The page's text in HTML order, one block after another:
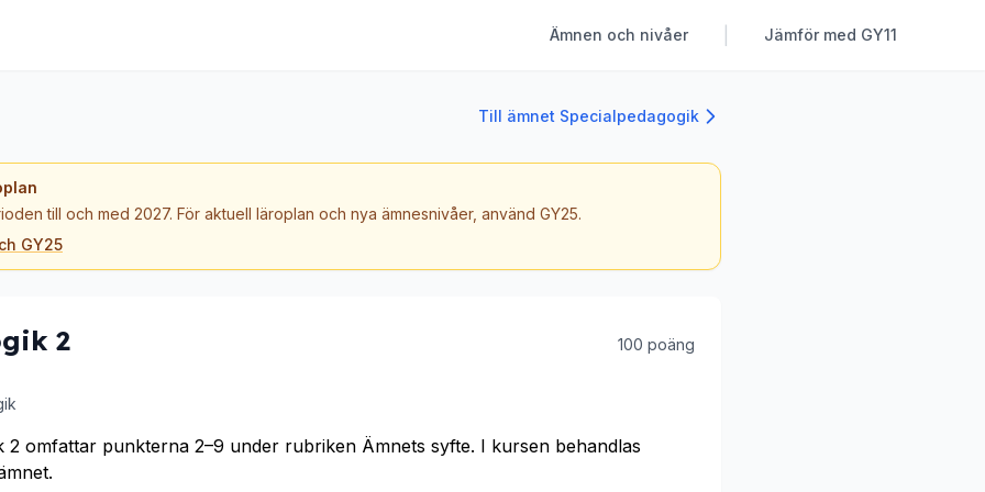
Ämnen och nivåer Jämför med GY11
Till ämnet Specialpedagogik
till och med 2027. För aktuell läroplan och nya ämnesnivåer, använd GY25.
GY25
2 100 poäng
2 omfattar punkterna 2–9 under rubriken Ämnets syfte. I kursen behandlas